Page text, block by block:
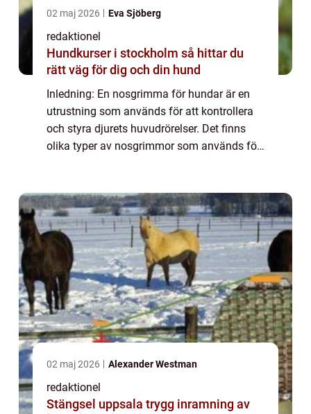
02 maj 2026 Eva Sjöberg
redaktionel
Hundkurser i stockholm så hittar du
rätt väg för dig och din hund
Inledning: En nosgrimma för hundar är en
utrustning som används för att kontrollera
och styra djurets huvudrörelser. Det finns
olika typer av nosgrimmor som används för
02 maj 2026 Alexander Westman
redaktionel
Stängsel uppsala trygg inramning av